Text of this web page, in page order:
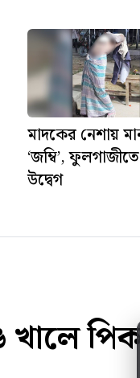
মাদকের নেশায়
‘জম্বি’,
উদ্বেগ
খালে